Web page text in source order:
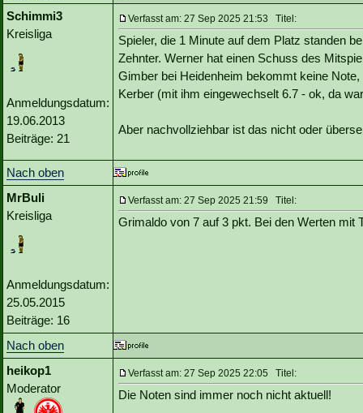
Schimmi3
Kreisliga
Anmeldungsdatum:
19.06.2013
Beiträge: 21
Verfasst am: 27 Sep 2025 21:53 Titel:
Spieler, die 1 Minute auf dem Platz standen
Zehnter. Werner hat einen Schuss des
Gimber bei Heidenheim bekommt keine Note,
Kerber (mit ihm eingewechselt 6.7 - ok, da
Aber nachvollziehbar ist das nicht oder
Nach oben
MrBuli
Kreisliga
Anmeldungsdatum:
25.05.2015
Beiträge: 16
Verfasst am: 27 Sep 2025 21:59 Titel:
Grimaldo von 7 auf 3 pkt. Bei den Werten mit
Nach oben
heikop1
Moderator
Verfasst am: 27 Sep 2025 22:05 Titel:
Die Noten sind immer noch nicht aktuell!